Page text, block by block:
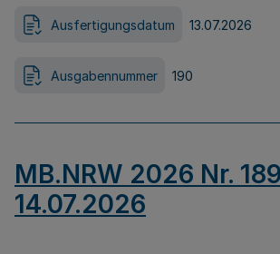
Ausfertigungsdatum 13.07.2026
Ausgabennummer 190
MB.NRW 2026 Nr.
14.07.2026